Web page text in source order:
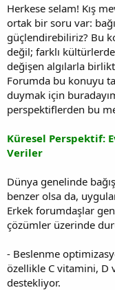
a
n
i
h
i
Herkese selam! Kış
ortak bir soru var:
güçlendirebiliriz? Bu
değil; farklı
değişen algılarla
Forumda bu konuyu
duymak için
perspektiflerden bu
Küresel Perspektif:
Veriler
Dünya genelinde
benzer olsa da,
Erkek forumdaşlar
çözümler üzerinde
- Beslenme
özellikle C vitamini, D
destekliyor.